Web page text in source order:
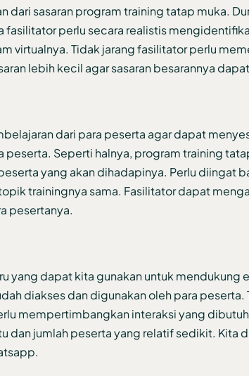
dari sasaran program training tatap muka.
perlu secara realistis
virtualnya. Tidak jarang fasilitator perlu
lebih kecil agar sasaran besarannya
dari para peserta agar dapat
Seperti halnya, program training
yang akan dihadapinya. Perlu diingat
trainingnya sama. Fasilitator dapat
pesertanya.
yang dapat kita gunakan untuk mendukung
diakses dan digunakan oleh para peserta.
mempertimbangkan interaksi yang
dan jumlah peserta yang relatif sedikit. Kita